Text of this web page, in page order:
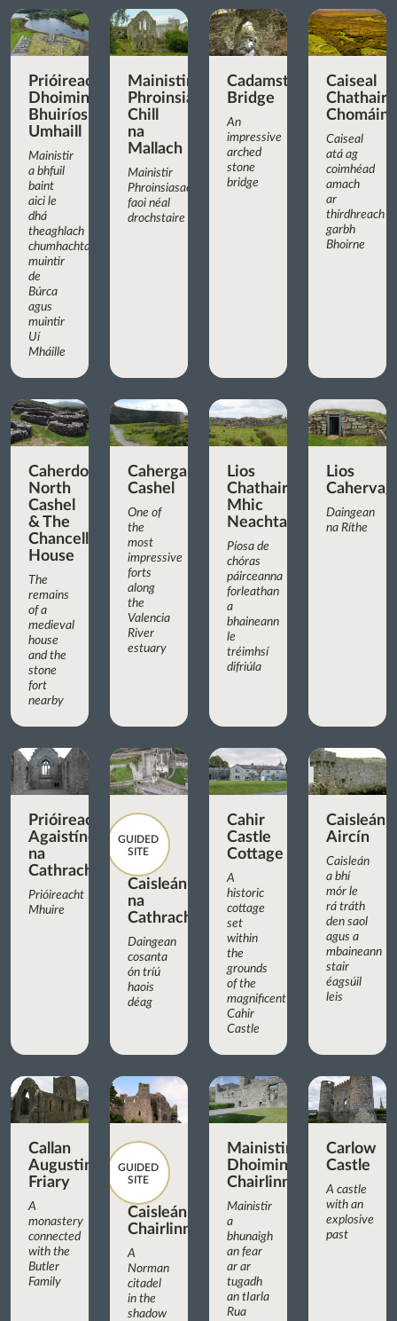
Prióireacht
Dhoiminiceach
Bhuiríos
Umhaill
Mainistir
a bhfuil
baint
aici le
dhá
theaghlach
chumhachtacha:
muintir
de
Búrca
agus
muintir
Uí
Mháille
Mainistir
Phroinsiasach
Chill
na
Mallach
Mainistir
Phroinsiasach
faoi néal
drochstaire
Cadamstown
Bridge
An
impressive
arched
stone
bridge
Caiseal
Chathair
Chomáin
Caiseal
atá ag
coimhéad
amach
ar
thírdhreach
garbh
Bhoirne
Caherdorgan
North
Cashel
& The
Chancellor’s
House
The
remains
of a
medieval
house
and the
stone
fort
nearby
Cahergall
Cashel
One of
the
most
impressive
forts
along
the
Valencia
River
estuary
Lios
Chathair
Mhic
Neachtain
Píosa de
chóras
páirceanna
forleathan
a
bhaineann
le
tréimhsí
difriúla
Lios
Daingean
na Ríthe
Prióireacht
Agaistíneach
na
Cathrach
Prióireacht
Mhuire
GUIDED
SITE
Caisleán
na
Cathrach
Daingean
cosanta
ón tríú
haois
déag
Cahir
Castle
Cottage
A
historic
cottage
set
within
the
grounds
of the
magnificent
Cahir
Castle
Caisleán
Aircín
Caisleán
a bhí
mór le
rá tráth
den saol
agus a
mbaineann
stair
éagsúil
leis
Callan
Augustinian
Friary
A
monastery
connected
with the
Butler
Family
GUIDED
SITE
Caisleán
Chairlinn
A
Norman
citadel
in the
shadow
Mainistir
Dhoiminiceach
Chairlinn
Mainistir
a
bhunaigh
an fear
ar ar
tugadh
an tIarla
Rua
Carlow
Castle
A castle
with an
explosive
past